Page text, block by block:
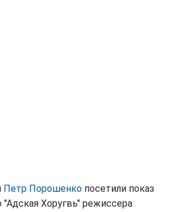
Петр Порошенко посетили показ
"Адская Хоругвь" режиссера